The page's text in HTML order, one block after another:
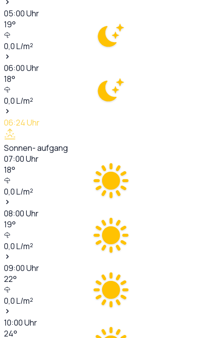
05:00Uhr
19°
0,0L/m²
06:00Uhr
18°
0,0L/m²
06:24Uhr
Sonnen- aufgang
07:00Uhr
18°
0,0L/m²
08:00Uhr
19°
0,0L/m²
09:00Uhr
22°
0,0L/m²
10:00Uhr
24°